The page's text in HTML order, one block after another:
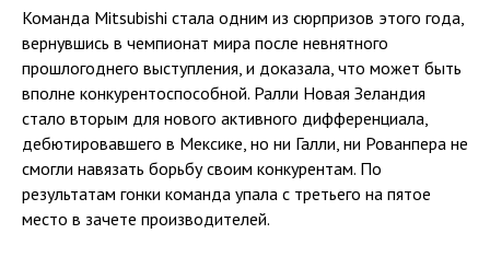
Команда Mitsubishi стала одним из сюрпризов этого года,
вернувшись в чемпионат мира после невнятного
прошлогоднего выступления, и доказала, что может быть
вполне конкурентоспособной. Ралли Новая Зеландия
стало вторым для нового активного дифференциала,
дебютировавшего в Мексике, но ни Галли, ни Рованпера не
смогли навязать борьбу своим конкурентам. По
результатам гонки команда упала с третьего на пятое
место в зачете производителей.